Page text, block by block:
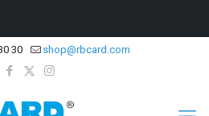
30 shop@rbcard.com